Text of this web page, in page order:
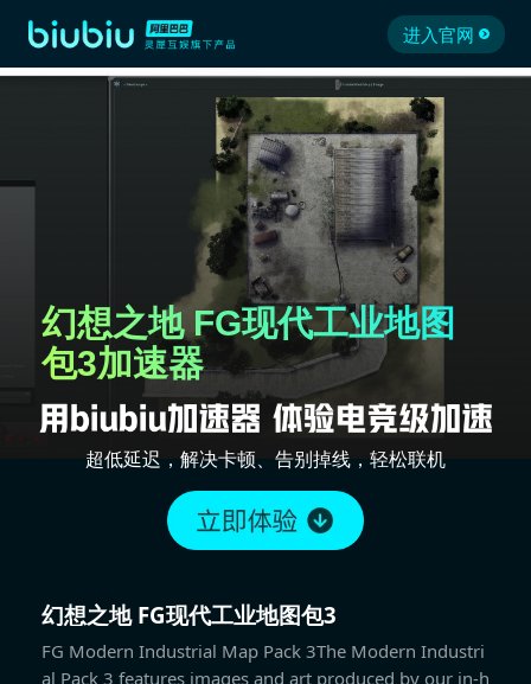
进入官网
幻想之地 FG现代工业地图
包3加速器
超低延迟，解决卡顿、告别掉线，轻松联机
幻想之地 FG现代工业地图包3
FG Modern Industrial Map Pack 3The Modern Industri
al Pack 3 features images and art produced by our in-h